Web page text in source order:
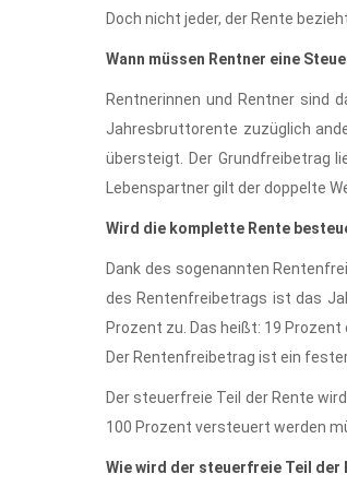
Doch nicht jeder, der Rente
Wann müssen Rentner eine
Rentnerinnen und Rentner sind
Jahresbruttorente zuzüglich
übersteigt. Der Grundfreibetrag
Lebenspartner gilt der doppelte
Wird die komplette Rente
Dank des sogenannten
des Rentenfreibetrags ist das
Prozent zu. Das heißt: 19
Der Rentenfreibetrag ist ein
Der steuerfreie Teil der Rente
100 Prozent versteuert werden
Wie wird der steuerfreie Teil der